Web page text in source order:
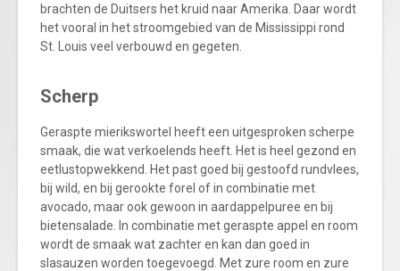
brachten de Duitsers het kruid naar Amerika. Daar wordt
het vooral in het stroomgebied van de Mississippi rond
St. Louis veel verbouwd en gegeten.
Scherp
Geraspte mierikswortel heeft een uitgesproken scherpe
smaak, die wat verkoelends heeft. Het is heel gezond en
eetlustopwekkend. Het past goed bij gestoofd rundvlees,
bij wild, en bij gerookte forel of in combinatie met
avocado, maar ook gewoon in aardappelpuree en bij
bietensalade. In combinatie met geraspte appel en room
wordt de smaak wat zachter en kan dan goed in
slasauzen worden toegevoegd. Met zure room en zure